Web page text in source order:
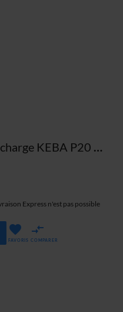
Pied pour la borne de recharge KEBA P20 / P30 (Outdoor)
Express n'est pas possible
FAVORIS COMPARER